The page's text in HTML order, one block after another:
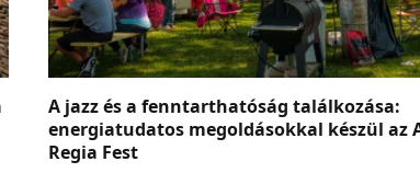
A jazz és a fenntarthatóság találkozása:
energiatudatos megoldásokkal készül az
Regia Fest